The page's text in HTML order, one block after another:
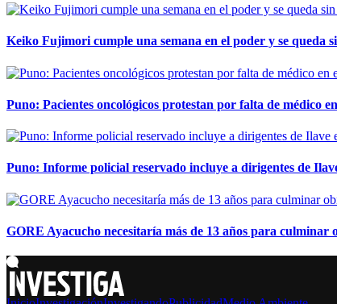
Keiko Fujimori cumple una semana en el poder y se queda
Puno: Pacientes oncológicos protestan por falta de médico
Puno: Informe policial reservado incluye a dirigentes de
GORE Ayacucho necesitaría más de 13 años para culminar